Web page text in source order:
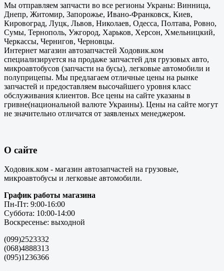
Мы отправляем запчасти во все регионы Украны: Винница,
Днепр, Житомир, Запорожье, Ивано-Франковск, Киев,
Кировоград, Луцк, Львов, Николаев, Одесса, Полтава, Ровно,
Сумы, Тернополь, Ужгород, Харьков, Херсон, Хмельницкий,
Черкассы, Чернигов, Черновцы.
Интернет магазин автозапчастей Ходовик.ком
специализируется на продаже запчастей для грузовых авто,
микроавтобусов (запчасти на бусы), легковые автомобили и
полуприцепы. Мы предлагаем отличные цены на рынке
запчастей и предоставляем высочайшего уровня класс
обслуживания клиентов. Все цены на сайте указаны в
гривне(национальной валюте Украины). Цены на сайте могут
не значительно отличатся от заявленых менеджером.
О сайте
Ходовик.ком - магазин автозапчастей на грузовые,
микроавтобусы и легковые автомобили.
График работы магазина
Пн-Пт: 9:00-16:00
Суббота: 10:00-14:00
Воскресенье: выходной
(099)2523332
(068)4888313
(095)1236366